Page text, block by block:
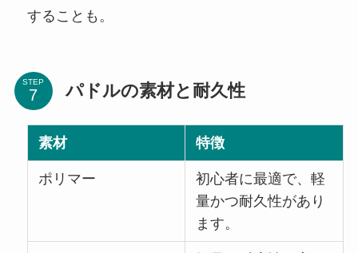
することも。
STEP パドルの素材と耐久性
素材 特徴
ポリマー
初心者に最適で、軽
量かつ耐久性があり
ます。